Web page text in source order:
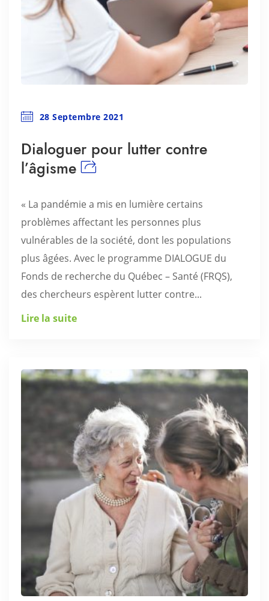
28 Septembre 2021
Dialoguer pour lutter contre
l’âgisme
« La pandémie a mis en lumière certains
problèmes affectant les personnes plus
vulnérables de la société, dont les populations
plus âgées. Avec le programme DIALOGUE du
Fonds de recherche du Québec – Santé (FRQS),
des chercheurs espèrent lutter contre...
Lire la suite